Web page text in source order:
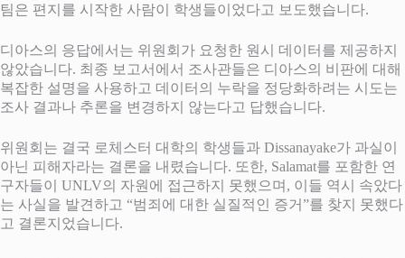
팀은 편지를 시작한 사람이 학생들이었다고 보도했습니다.
디아스의 응답에서는 위원회가 요청한 원시 데이터를 제공하지
않았습니다. 최종 보고서에서 조사관들은 디아스의 비판에 대해
복잡한 설명을 사용하고 데이터의 누락을 정당화하려는 시도는
조사 결과나 추론을 변경하지 않는다고 답했습니다.
위원회는 결국 로체스터 대학의 학생들과 Dissanayake가 과실이
아닌 피해자라는 결론을 내렸습니다. 또한, Salamat를 포함한 연
구자들이 UNLV의 자원에 접근하지 못했으며, 이들 역시 속았다
는 사실을 발견하고 “범죄에 대한 실질적인 증거”를 찾지 못했다
고 결론지었습니다.